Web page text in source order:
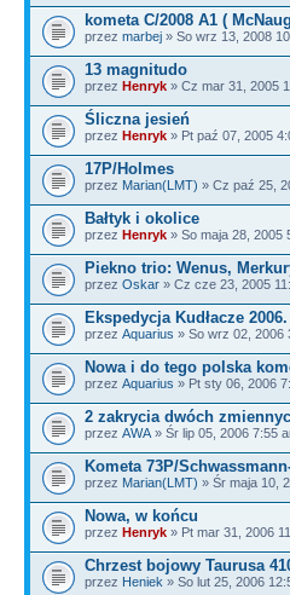
kometa C/2008 A1 (
przez marbej » So wrz 13, 2008
13 magnitudo
przez Henryk » Cz mar 31, 2005
Śliczna jesień
przez Henryk » Pt paź 07, 2005
17P/Holmes
przez Marian(LMT) » Cz paź 25,
Bałtyk i okolice
przez Henryk » So maja 28, 2005
Piekno trio: Wenus,
przez Oskar » Cz cze 23, 2005
Ekspedycja Kudłacze 2006.
przez Aquarius » So wrz 02, 2006
Nowa i do tego polska
przez Aquarius » Pt sty 06, 2006
2 zakrycia dwóch
przez AWA » Śr lip 05, 2006 7:55
Kometa 73P/
przez Marian(LMT) » Śr maja 10,
Nowa, w końcu
przez Henryk » Pt mar 31, 2006
Chrzest bojowy Taurusa
przez Heniek » So lut 25, 2006